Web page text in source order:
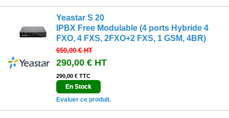
Yeastar S 20
IPBX Free Modulable (4 ports Hybride 4
FXO, 4 FXS, 2FXO+2 FXS, 1 GSM, 4BR)
650,00 €HT
290,00 € HT
290,00 € TTC
En Stock
Evaluer ce produit.